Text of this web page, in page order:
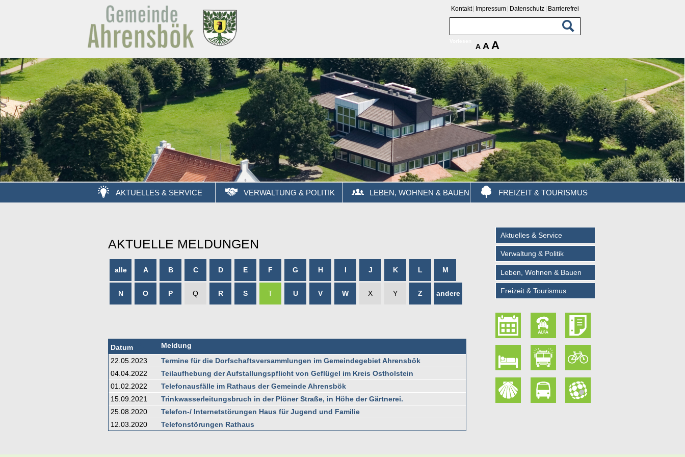
Kontakt Impressum Datenschutz Barrierefrei
A A A
© A.Redöhl
AKTUELLES & SERVICE VERWALTUNG & POLITIK LEBEN, WOHNEN & BAUEN FREIZEIT & TOURISMUS
AKTUELLE MELDUNGEN
alle A B C D E F G H I J K L M
N O P Q R S T U V W X Y Z andere
Datum
Meldung
22.05.2023
Termine für die Dorfschaftsversammlungen im Gemeindegebiet Ahrensbök
04.04.2022
Teilaufhebung der Aufstallungspflicht von Geflügel im Kreis Ostholstein
01.02.2022
Telefonausfälle im Rathaus der Gemeinde Ahrensbök
15.09.2021
Trinkwasserleitungsbruch in der Plöner Straße, in Höhe der Gärtnerei.
25.08.2020
Telefon-/ Internetstörungen Haus für Jugend und Familie
12.03.2020
Telefonstörungen Rathaus
Aktuelles & Service
Verwaltung & Politik
Leben, Wohnen & Bauen
Freizeit & Tourismus